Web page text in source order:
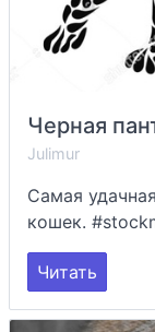
Черная
Julimur
Самая
кошек.
Читать